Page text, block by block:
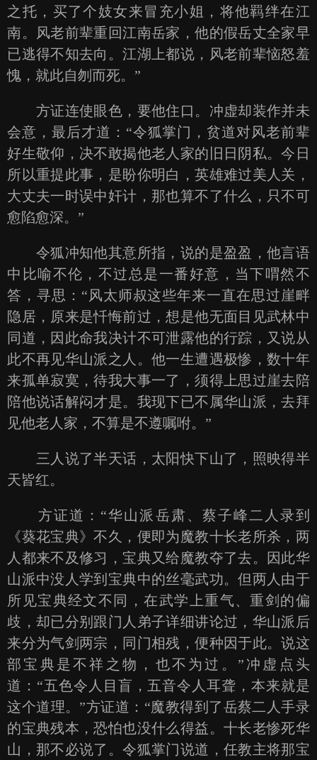
之托，买了个妓女来冒充小姐，将他羁绊在江
南。风老前辈重回江南岳家，他的假岳丈全家早
已逃得不知去向。江湖上都说，风老前辈恼怒羞
愧，就此自刎而死。”
方证连使眼色，要他住口。冲虚却装作并未
会意，最后才道：“令狐掌门，贫道对风老前辈
好生敬仰，决不敢揭他老人家的旧日阴私。今日
所以重提此事，是盼你明白，英雄难过美人关，
大丈夫一时误中奸计，那也算不了什么，只不可
愈陷愈深。”
令狐冲知他其意所指，说的是盈盈，他言语
中比喻不伦，不过总是一番好意，当下喟然不
答，寻思：“风太师叔这些年来一直在思过崖畔
隐居，原来是忏悔前过，想是他无面目见武林中
同道，因此命我决计不可泄露他的行踪，又说从
此不再见华山派之人。他一生遭遇极惨，数十年
来孤单寂寞，待我大事一了，须得上思过崖去陪
陪他说话解闷才是。我现下已不属华山派，去拜
见他老人家，不算是不遵嘱咐。”
三人说了半天话，太阳快下山了，照映得半
天皆红。
方证道：“华山派岳肃、蔡子峰二人录到
《葵花宝典》不久，便即为魔教十长老所杀，两
人都来不及修习，宝典又给魔教夺了去。因此华
山派中没人学到宝典中的丝毫武功。但两人由于
所见宝典经文不同，在武学上重气、重剑的偏
歧，却已分别跟门人弟子详细讲论过，华山派后
来分为气剑两宗，同门相残，便种因于此。说这
部宝典是不祥之物，也不为过。”冲虚点头
道：“五色令人目盲，五音令人耳聋，本来就是
这个道理。”方证道：“魔教得到了岳蔡二人手录
的宝典残本，恐怕也没什么得益。十长老惨死华
山，那不必说了。令狐掌门说道，任教主将那宝